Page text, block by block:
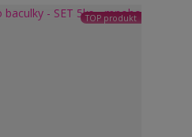
TOP produkt